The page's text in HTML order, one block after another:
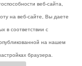
веб-сайта,
на веб-сайте, Вы даете
в соответствии с
на нашем
браузера.